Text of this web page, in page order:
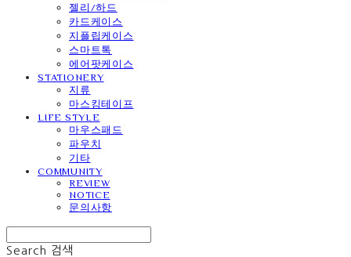
젤리/하드
카드케이스
지플립케이스
스마트톡
에어팟케이스
STATIONERY
지류
마스킹테이프
LIFE STYLE
마우스패드
파우치
기타
COMMUNITY
REVIEW
NOTICE
문의사항
Search 검색